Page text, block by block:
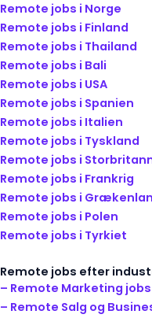
Remote jobs i Norge
Remote jobs i Finland
Remote jobs i Thailand
Remote jobs i Bali
Remote jobs i USA
Remote jobs i Spanien
Remote jobs i Italien
Remote jobs i Tyskland
Remote jobs i
Remote jobs i Frankrig
Remote jobs i
Remote jobs i Polen
Remote jobs i Tyrkiet
Remote jobs efter
– Remote Marketing
– Remote Salg og